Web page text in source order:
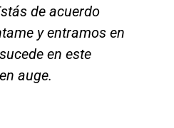
de acuerdo
y entramos en
en este
auge.